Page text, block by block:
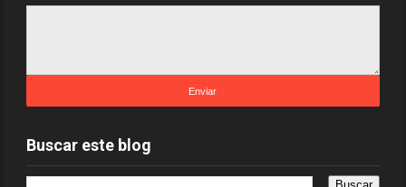
Buscar este blog